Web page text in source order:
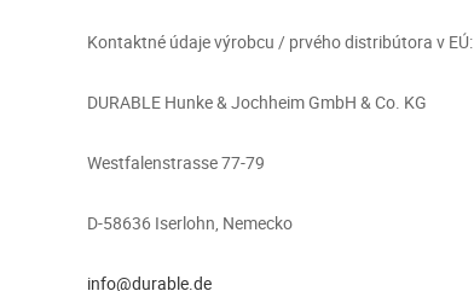
Kontaktné údaje výrobcu / prvého distribútora v EÚ:
DURABLE Hunke & Jochheim GmbH & Co. KG
Westfalenstrasse 77-79
D-58636 Iserlohn, Nemecko
info@durable.de